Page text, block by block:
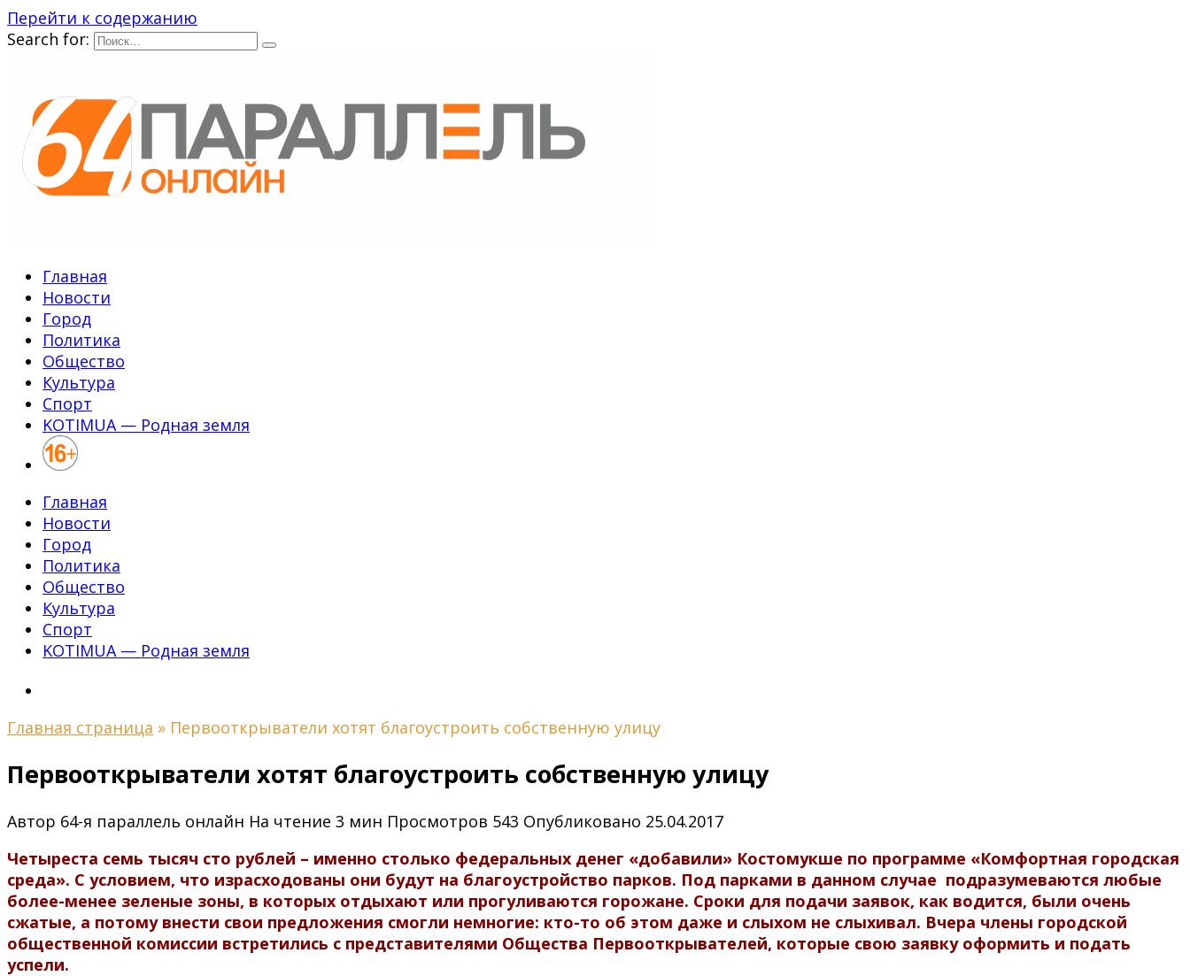
Перейти к содержанию
Search for:
Главная
Новости
Город
Политика
Общество
Культура
Спорт
KOTIMUA — Родная земля
Главная
Новости
Город
Политика
Общество
Культура
Спорт
KOTIMUA — Родная земля
Главная страница » Первооткрыватели хотят благоустроить собственную улицу
Первооткрыватели хотят благоустроить собственную улицу
Автор 64-я параллель онлайн На чтение 3 мин Просмотров 543 Опубликовано 25.04.2017
Четыреста семь тысяч сто рублей – именно столько федеральных денег «добавили» Костомукше по программе «Комфортная городская
среда». С условием, что израсходованы они будут на благоустройство парков. Под парками в данном случае подразумеваются любые
более-менее зеленые зоны, в которых отдыхают или прогуливаются горожане. Сроки для подачи заявок, как водится, были очень
сжатые, а потому внести свои предложения смогли немногие: кто-то об этом даже и слыхом не слыхивал. Вчера члены городской
общественной комиссии встретились с представителями Общества Первооткрывателей, которые свою заявку оформить и подать
успели.